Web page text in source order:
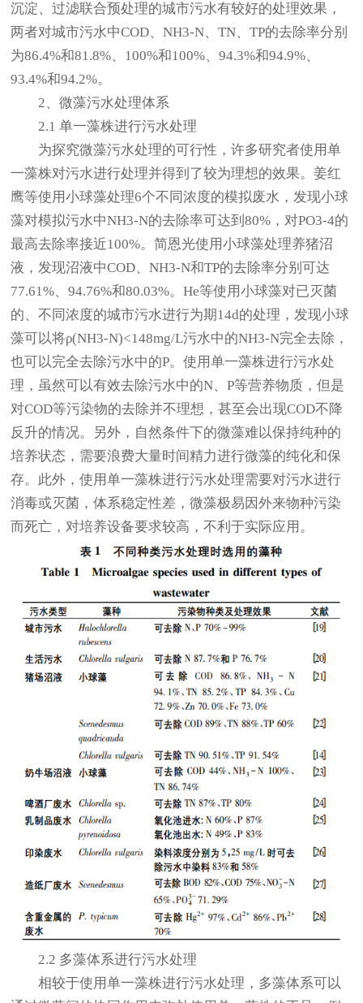
沉淀、过滤联合预处理的城市污水有较好的处理效果，
两者对城市污水中COD、NH3-N、TN、TP的去除率分别
为86.4%和81.8%、100%和100%、94.3%和94.9%、
93.4%和94.2%。
2、微藻污水处理体系
2.1 单一藻株进行污水处理
为探究微藻污水处理的可行性，许多研究者使用单
一藻株对污水进行处理并得到了较为理想的效果。姜红
鹰等使用小球藻处理6个不同浓度的模拟废水，发现小球
藻对模拟污水中NH3-N的去除率可达到80%，对PO3-4的
最高去除率接近100%。简恩光使用小球藻处理养猪沼
液，发现沼液中COD、NH3-N和TP的去除率分别可达
77.61%、94.76%和80.03%。He等使用小球藻对已灭菌
的、不同浓度的城市污水进行为期14d的处理，发现小球
藻可以将ρ(NH3-N)<148mg/L污水中的NH3-N完全去除，
也可以完全去除污水中的P。使用单一藻株进行污水处
理，虽然可以有效去除污水中的N、P等营养物质，但是
对COD等污染物的去除并不理想，甚至会出现COD不降
反升的情况。另外，自然条件下的微藻难以保持纯种的
培养状态，需要浪费大量时间精力进行微藻的纯化和保
存。此外，使用单一藻株进行污水处理需要对污水进行
消毒或灭菌，体系稳定性差，微藻极易因外来物种污染
而死亡，对培养设备要求较高，不利于实际应用。
2.2 多藻体系进行污水处理
相较于使用单一藻株进行污水处理，多藻体系可以